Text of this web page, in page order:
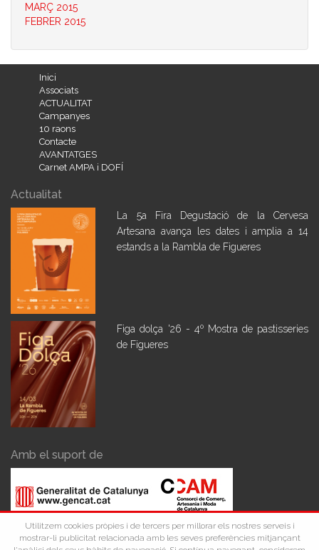
MARÇ 2015
FEBRER 2015
Inici
Associats
ACTUALITAT
Campanyes
10 raons
Contacte
AVANTATGES
Carnet AMPA i DOFÍ
Actualitat
La 5a Fira Degustació de la Cervesa
Artesana avança les dates i amplia a 14
estands a la Rambla de Figueres
Figa dolça '26 - 4º Mostra de pastisseries
de Figueres
Amb el suport de
Utilitzem cookies pròpies i de tercers per millorar els nostres serveis i
mostrar-li publicitat relacionada amb les seves preferències mitjançant